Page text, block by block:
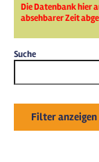
Die Datenbank hier
absehbarer Zeit
Suche
Filter anzeigen